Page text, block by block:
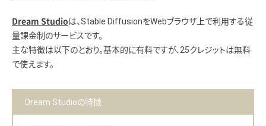
Dream Studioは、Stable DiffusionをWebブラウザ上で利用する従
量課金制のサービスです。
主な特徴は以下のとおり。基本的に有料ですが、25クレジットは無料
で使えます。
Dream Studioの特徴